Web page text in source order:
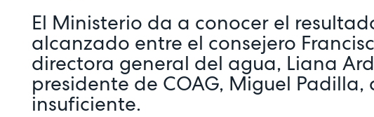
El Ministerio da a conocer el
alcanzado entre el consejero
directora general del agua, Liana
presidente de COAG, Miguel Padilla,
insuficiente.